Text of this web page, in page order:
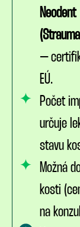
Neodent
–
EÚ.
Počet
určuje
stavu
Možná
kosti
na